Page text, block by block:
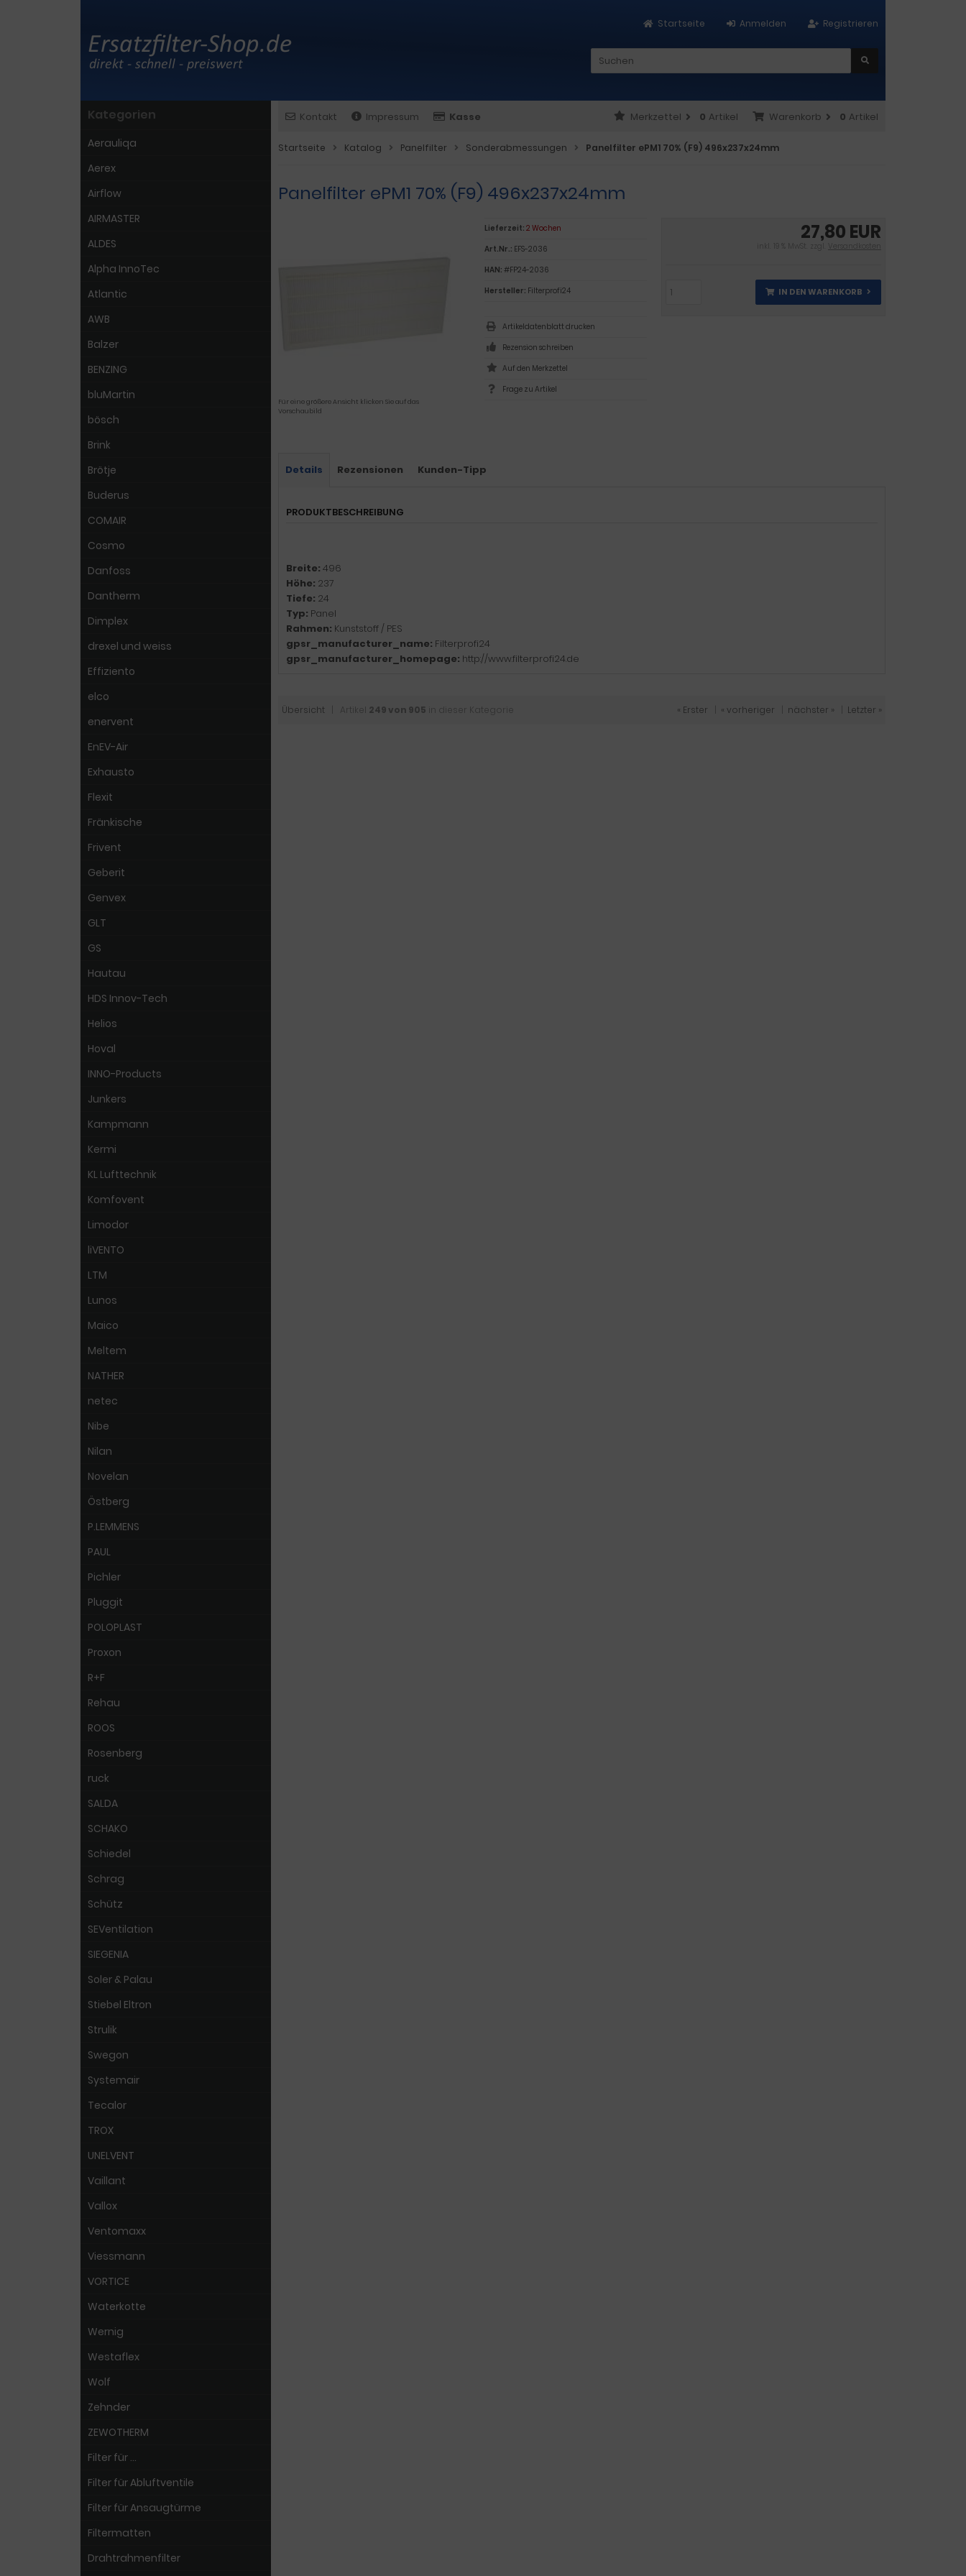
Registrieren
Anmelden
Startseite
Kontakt Impressum Kasse Warenkorb 0 Artikel
Merkzettel 0 Artikel
Startseite Katalog Panelfilter Sonderabmessungen Panelfilter ePM1 70% (F9) 496x237x24mm
Panelfilter ePM1 70% (F9) 496x237x24mm
Für eine größere Ansicht klicken Sie auf das
Vorschaubild
27,80 EUR
inkl. 19 % MwSt. zzgl. Versandkosten
IN DEN WARENKORB
Lieferzeit: 2 Wochen
Art.Nr.: EFS-2036
HAN: #FP24-2036
Hersteller: Filterprofi24
Artikeldatenblatt drucken
Rezension schreiben
Frage zu Artikel
Details Rezensionen Kunden-Tipp
PRODUKTBESCHREIBUNG
Breite: 496
Höhe: 237
Tiefe: 24
Typ: Panel
Rahmen: Kunststoff / PES
gpsr_manufacturer_name: Filterprofi24
gpsr_manufacturer_homepage: http://www.filterprofi24.de
Übersicht | Artikel 249 von 905 in dieser Kategorie « Erster « vorheriger nächster » Letzter »
Kategorien
Aerauliqa
Aerex
Airflow
AIRMASTER
ALDES
Alpha InnoTec
Atlantic
AWB
Balzer
BENZING
bluMartin
bösch
Brink
Brötje
Buderus
COMAIR
Cosmo
Danfoss
Dantherm
Dimplex
drexel und weiss
Effiziento
elco
enervent
EnEV-Air
Exhausto
Flexit
Fränkische
Frivent
Geberit
Genvex
GLT
GS
Hautau
HDS Innov-Tech
Helios
Hoval
INNO-Products
Junkers
Kampmann
Kermi
KL Lufttechnik
Komfovent
Limodor
liVENTO
LTM
Lunos
Maico
Meltem
NATHER
netec
Nibe
Nilan
Novelan
Östberg
P.LEMMENS
PAUL
Pichler
Pluggit
POLOPLAST
Proxon
R+F
Rehau
ROOS
Rosenberg
ruck
SALDA
SCHAKO
Schiedel
Schrag
Schütz
SEVentilation
SIEGENIA
Soler & Palau
Stiebel Eltron
Strulik
Swegon
Systemair
Tecalor
TROX
UNELVENT
Vaillant
Vallox
Ventomaxx
Viessmann
VORTICE
Waterkotte
Wernig
Westaflex
Wolf
Zehnder
ZEWOTHERM
Filter für ...
Filter für Abluftventile
Filter für Ansaugtürme
Filtermatten
Drahtrahmenfilter